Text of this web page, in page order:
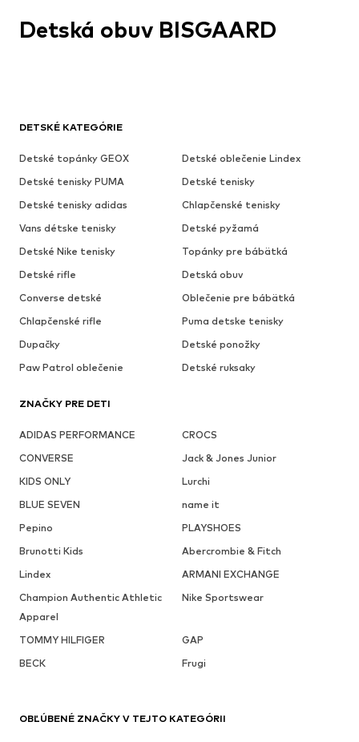
DETSKÉ KATEGÓRIE
Detské topánky GEOX
Detské oblečenie Lindex
Detské tenisky PUMA
Detské tenisky
Detské tenisky adidas
Chlapčenské tenisky
Vans détske tenisky
Detské pyžamá
Detské Nike tenisky
Topánky pre bábätká
Detské rifle
Detská obuv
Converse detské
Oblečenie pre bábätká
Chlapčenské rifle
Puma detske tenisky
Dupačky
Detské ponožky
Paw Patrol oblečenie
Detské ruksaky
ZNAČKY PRE DETI
ADIDAS PERFORMANCE
CROCS
CONVERSE
Jack & Jones Junior
KIDS ONLY
Lurchi
BLUE SEVEN
name it
Pepino
PLAYSHOES
Brunotti Kids
Abercrombie & Fitch
Lindex
ARMANI EXCHANGE
Champion Authentic Athletic
Apparel
Nike Sportswear
TOMMY HILFIGER
GAP
BECK
Frugi
Detská obuv BISGAARD
OBĽÚBENÉ ZNAČKY V TEJTO KATEGÓRII